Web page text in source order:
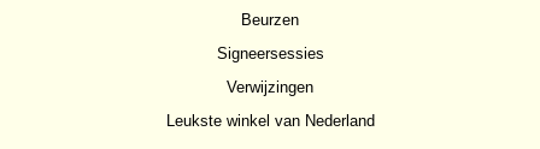
Beurzen
Signeersessies
Verwijzingen
Leukste winkel van Nederland